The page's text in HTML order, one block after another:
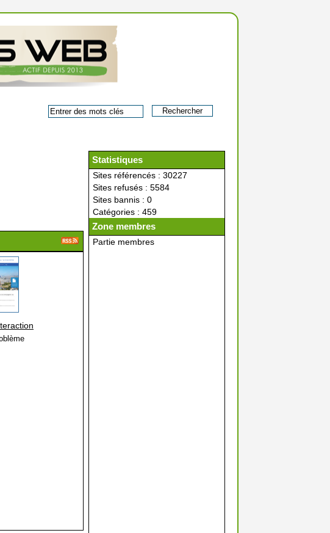
Statistiques
Sites référencés : 30227
Sites refusés : 5584
Sites bannis : 0
Catégories : 459
Zone membres
Partie membres